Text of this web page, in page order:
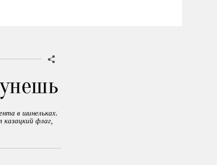
в шинельках.
флаг,